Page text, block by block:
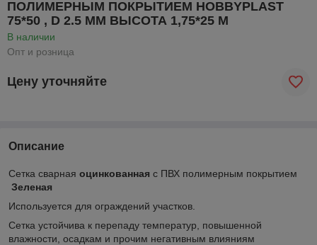
ПОЛИМЕРНЫМ ПОКРЫТИЕМ HOBBYPLAST
75*50 , D 2.5 ММ ВЫСОТА 1,75*25 М
В наличии
Опт и розница
Цену уточняйте
Описание
Сетка сварная оцинкованная с ПВХ полимерным покрытием
Зеленая
Используется для ограждений участков.
Сетка устойчива к перепаду температур, повышенной
влажности, осадкам и прочим негативным влияниям